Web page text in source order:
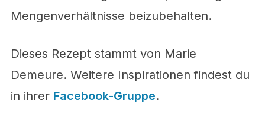
Mengenverhältnisse beizubehalten.
Dieses Rezept stammt von Marie
Demeure. Weitere Inspirationen findest du
in ihrer Facebook-Gruppe.